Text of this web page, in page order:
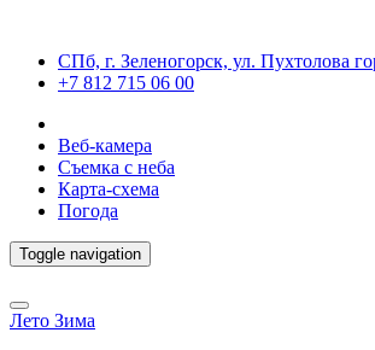
СПб, г. Зеленогорск, ул. Пухтолова
+7 812 715 06 00
Веб-камера
Съемка с неба
Карта-схема
Погода
Toggle navigation
Лето Зима